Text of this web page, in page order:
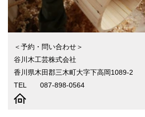
讃岐装飾瓦
神懸焼
金糸銀糸装飾刺繍
節句人形
手描き鯉のぼり
讃岐かがり手まり
高松嫁入人形
手袋
家具
＜予約・問い合わせ＞
谷川木工芸株式会社
香川県木田郡三木町大字下高岡1089-2
TEL 087-898-0564